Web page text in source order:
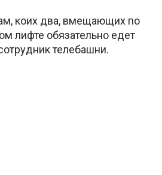
коих два, вмещающих по
лифте обязательно едет
телебашни.